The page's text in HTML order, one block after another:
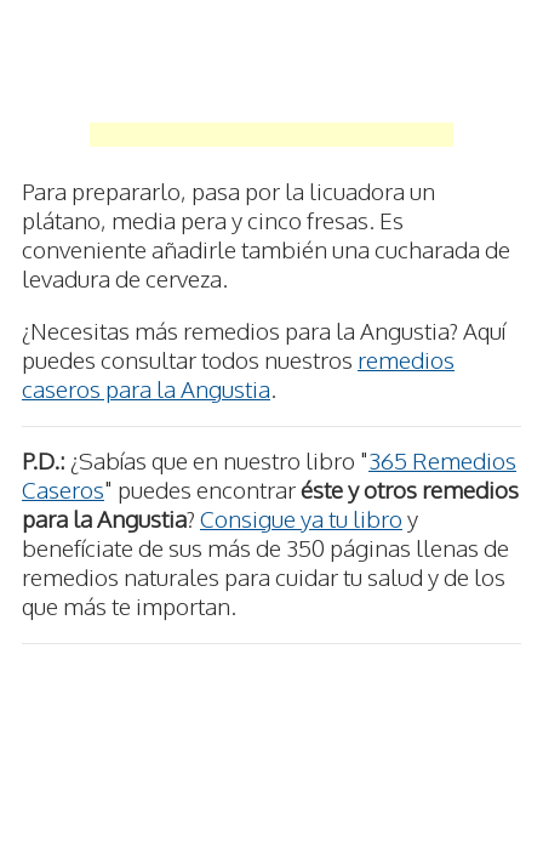
Para prepararlo, pasa por la licuadora un
plátano, media pera y cinco fresas. Es
conveniente añadirle también una cucharada de
levadura de cerveza.
¿Necesitas más remedios para la Angustia? Aquí
puedes consultar todos nuestros remedios
caseros para la Angustia
P.D.: ¿Sabías que en nuestro libro "365 Remedios
Caseros" puedes encontraréste y otros remedios
para la Angustia? Consigue ya tu libro y
benefíciate de sus más de 350 páginas llenas de
remedios naturales para cuidar tu salud y de los
que más te importan.